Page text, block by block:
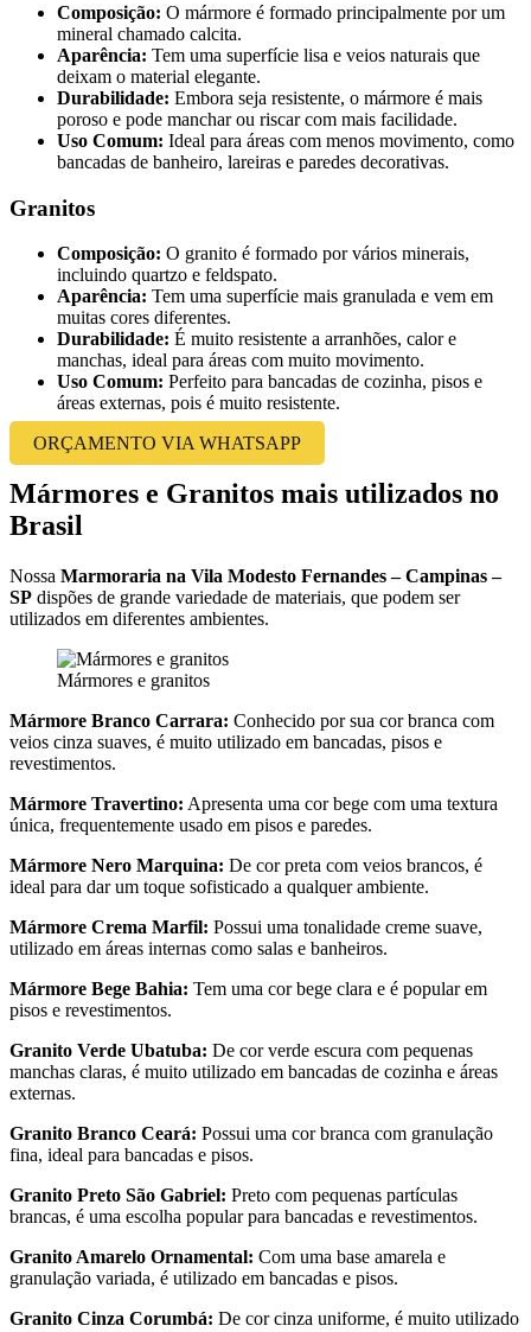
Composição: O mármore é formado principalmente por um
mineral chamado calcita.
Aparência: Tem uma superfície lisa e veios naturais que
deixam o material elegante.
Durabilidade: Embora seja resistente, o mármore é mais
poroso e pode manchar ou riscar com mais facilidade.
Uso Comum: Ideal para áreas com menos movimento, como
bancadas de banheiro, lareiras e paredes decorativas.
Granitos
Composição: O granito é formado por vários minerais,
incluindo quartzo e feldspato.
Aparência: Tem uma superfície mais granulada e vem em
muitas cores diferentes.
Durabilidade: É muito resistente a arranhões, calor e
manchas, ideal para áreas com muito movimento.
Uso Comum: Perfeito para bancadas de cozinha, pisos e
áreas externas, pois é muito resistente.
ORÇAMENTO VIA WHATSAPP
Mármores e Granitos mais utilizados no
Brasil
Nossa Marmoraria na Vila Modesto Fernandes – Campinas –
SP dispões de grande variedade de materiais, que podem ser
utilizados em diferentes ambientes.
Mármores e granitos
Mármore Branco Carrara: Conhecido por sua cor branca com
veios cinza suaves, é muito utilizado em bancadas, pisos e
revestimentos.
Mármore Travertino: Apresenta uma cor bege com uma textura
única, frequentemente usado em pisos e paredes.
Mármore Nero Marquina: De cor preta com veios brancos, é
ideal para dar um toque sofisticado a qualquer ambiente.
Mármore Crema Marfil: Possui uma tonalidade creme suave,
utilizado em áreas internas como salas e banheiros.
Mármore Bege Bahia: Tem uma cor bege clara e é popular em
pisos e revestimentos.
Granito Verde Ubatuba: De cor verde escura com pequenas
manchas claras, é muito utilizado em bancadas de cozinha e áreas
externas.
Granito Branco Ceará: Possui uma cor branca com granulação
fina, ideal para bancadas e pisos.
Granito Preto São Gabriel: Preto com pequenas partículas
brancas, é uma escolha popular para bancadas e revestimentos.
Granito Amarelo Ornamental: Com uma base amarela e
granulação variada, é utilizado em bancadas e pisos.
Granito Cinza Corumbá: De cor cinza uniforme, é muito utilizado